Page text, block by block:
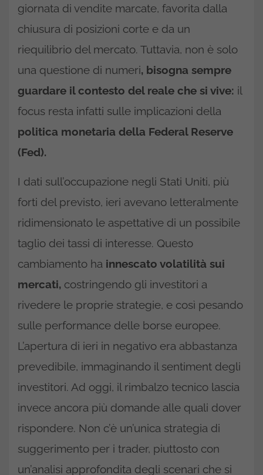
giornata di vendite marcate, favorita dalla
chiusura di posizioni corte e da un
riequilibrio del mercato. Tuttavia, non è solo
una questione di numeri, bisogna sempre
guardare il contesto del reale che si vive: il
focus resta infatti sulle implicazioni della
politica monetaria della Federal Reserve
(Fed).
I dati sull’occupazione negli Stati Uniti, più
forti del previsto, ieri avevano letteralmente
ridimensionato le aspettative di un possibile
taglio dei tassi di interesse. Questo
cambiamento ha innescato volatilità sui
mercati, costringendo gli investitori a
rivedere le proprie strategie, e così pesando
sulle performance delle borse europee.
L’apertura di ieri in negativo era abbastanza
prevedibile, immaginando il sentiment degli
investitori. Ad oggi, il rimbalzo tecnico lascia
invece ancora più domande alle quali dover
rispondere. Non c’è un’unica strategia di
suggerimento per i trader, piuttosto con
un’analisi approfondita degli scenari che si